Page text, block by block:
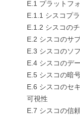
E.1 プラットフ
E.1.1 シスコプ
E.1.2 シスコの
E.2 シスコのサ
E.3 シスコのソ
E.4 シスコのデ
E.5 シスコの暗
E.6 シスコのセ
可視性
E.7 シスコの信